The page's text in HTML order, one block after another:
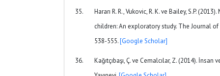
Hararı R. R., Vukovic, R. K. ve Bailey, S.P.
children: An exploratory study. The Journal
538-555.[Google Scholar]
Kağıtçıbaşı, Ç. ve Cemalcılar, Z. (2014).